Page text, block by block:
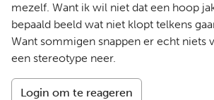
mezelf. Want ik wil niet dat een hoop
bepaald beeld wat niet klopt telkens
Want sommigen snappen er echt niets
een stereotype neer.
Login om te reageren